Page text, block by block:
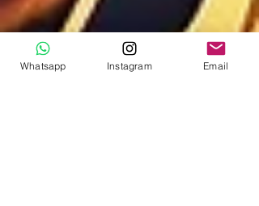
Whatsapp Instagram Email